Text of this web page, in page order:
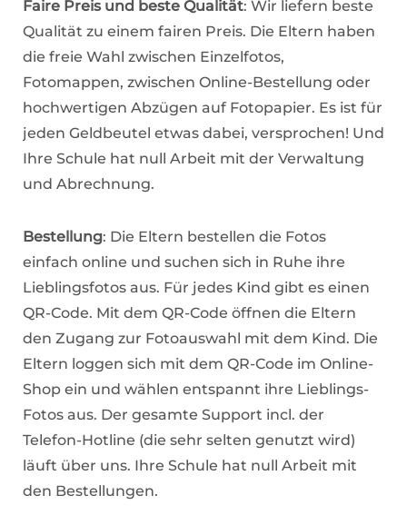
Faire Preis und beste Qualität: Wir liefern beste
Qualität zu einem fairen Preis. Die Eltern haben
die freie Wahl zwischen Einzelfotos,
Fotomappen, zwischen Online-Bestellung oder
hochwertigen Abzügen auf Fotopapier. Es ist für
jeden Geldbeutel etwas dabei, versprochen! Und
Ihre Schule hat null Arbeit mit der Verwaltung
und Abrechnung.
Bestellung: Die Eltern bestellen die Fotos
einfach online und suchen sich in Ruhe ihre
Lieblingsfotos aus. Für jedes Kind gibt es einen
QR-Code. Mit dem QR-Code öffnen die Eltern
den Zugang zur Fotoauswahl mit dem Kind. Die
Eltern loggen sich mit dem QR-Code im Online-
Shop ein und wählen entspannt ihre Lieblings-
Fotos aus. Der gesamte Support incl. der
Telefon-Hotline (die sehr selten genutzt wird)
läuft über uns. Ihre Schule hat null Arbeit mit
den Bestellungen.